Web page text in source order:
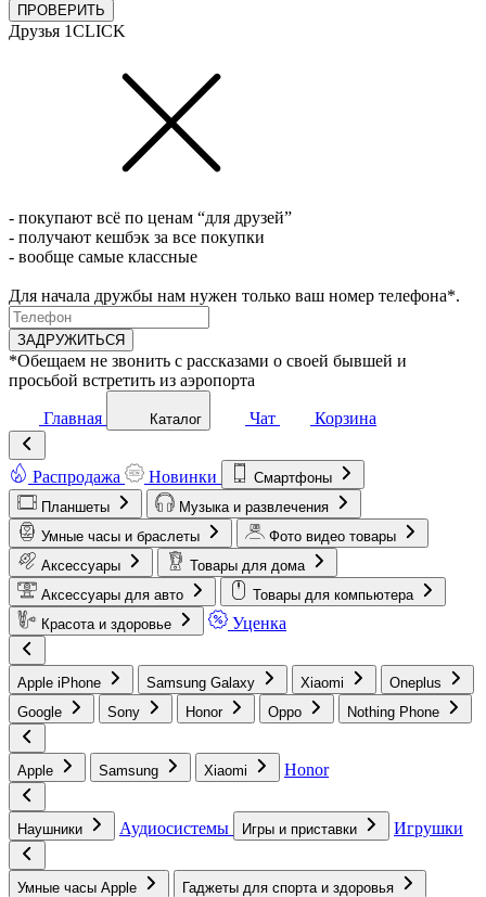
ПРОВЕРИТЬ
Друзья 1CLICK
- покупают всё по ценам “для друзей”
- получают кешбэк за все покупки
- вообще самые классные
Для начала дружбы нам нужен только ваш номер телефона*.
ЗАДРУЖИТЬСЯ
*Обещаем не звонить с рассказами о своей бывшей и
просьбой встретить из аэропорта
Главная Каталог Чат Корзина
Распродажа Новинки
Смартфоны
Планшеты
Музыка и развлечения
Умные часы и браслеты
Фото видео товары
Аксессуары
Товары для дома
Аксессуары для авто
Товары для компьютера
Красота и здоровье
Уценка
Apple iPhone Samsung Galaxy Xiaomi
Oneplus
Google
Sony Honor Oppo Nothing Phone
Apple Samsung Xiaomi Honor
Наушники Аудиосистемы Игры и приставки Игрушки
Умные часы Apple Гаджеты для спорта и здоровья